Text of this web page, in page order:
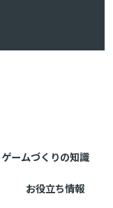
ゲームづくりの知識
お役立ち情報